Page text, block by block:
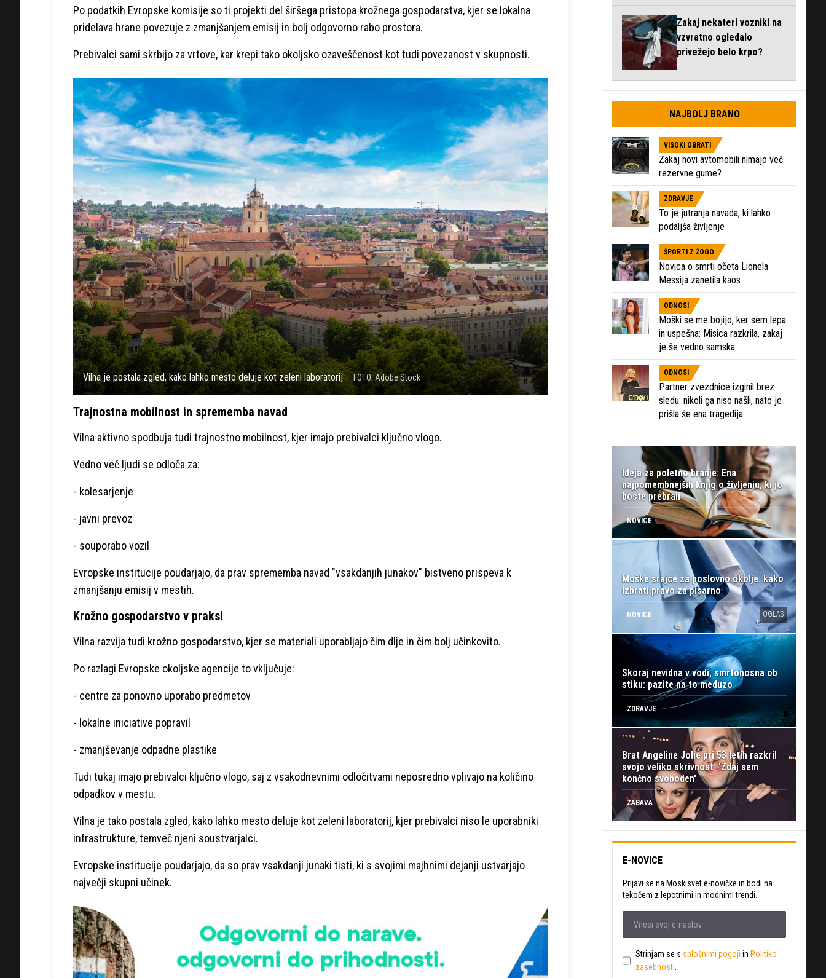
Po podatkih Evropske komisije so ti projekti del širšega pristopa krožnega gospodarstva, kjer se lokalna
pridelava hrane povezuje z zmanjšanjem emisij in bolj odgovorno rabo prostora.
Prebivalci sami skrbijo za vrtove, kar krepi tako okoljsko ozaveščenost kot tudi povezanost v skupnosti.
Vilna je postala zgled, kako lahko mesto deluje kot zeleni laboratorij FOTO: Adobe Stock
Trajnostna mobilnost in sprememba navad
Vilna aktivno spodbuja tudi trajnostno mobilnost, kjer imajo prebivalci ključno vlogo.
Vedno več ljudi se odloča za:
- kolesarjenje
- javni prevoz
- souporabo vozil
Evropske institucije poudarjajo, da prav sprememba navad "vsakdanjih junakov" bistveno prispeva k
zmanjšanju emisij v mestih.
Krožno gospodarstvo v praksi
Vilna razvija tudi krožno gospodarstvo, kjer se materiali uporabljajo čim dlje in čim bolj učinkovito.
Po razlagi Evropske okoljske agencije to vključuje:
- centre za ponovno uporabo predmetov
- lokalne iniciative popravil
- zmanjševanje odpadne plastike
Tudi tukaj imajo prebivalci ključno vlogo, saj z vsakodnevnimi odločitvami neposredno vplivajo na količino
odpadkov v mestu.
Vilna je tako postala zgled, kako lahko mesto deluje kot zeleni laboratorij, kjer prebivalci niso le uporabniki
infrastrukture, temveč njeni soustvarjalci.
Evropske institucije poudarjajo, da so prav vsakdanji junaki tisti, ki s svojimi majhnimi dejanji ustvarjajo
največji skupni učinek.
Zakaj nekateri vozniki na
vzvratno ogledalo
privežejo belo krpo?
NAJBOLJ BRANO
VISOKI OBRATI
Zakaj novi avtomobili nimajo več
rezervne gume?
ZDRAVJE
To je jutranja navada, ki lahko
podaljša življenje
ŠPORTI Z ŽOGO
Novica o smrti očeta Lionela
Messija zanetila kaos
ODNOSI
Moški se me bojijo, ker sem lepa
in uspešna: Misica razkrila, zakaj
je še vedno samska
ODNOSI
Partner zvezdnice izginil brez
sledu: nikoli ga niso našli, nato je
prišla še ena tragedija
Ideja za poletno branje: Ena
najpomembnejših knjig o življenju, ki jo
boste prebrali
NOVICE
Moške srajce za poslovno okolje: kako
izbrati pravo za pisarno
NOVICE OGLAS
Skoraj nevidna v vodi, smrtonosna ob
stiku: pazite na to meduzo
ZDRAVJE
Brat Angeline Jolie pri 53 letih razkril
svojo veliko skrivnost: 'Zdaj sem
končno svoboden'
ZABAVA
E-NOVICE
Prijavi se na Moskisvet e-novičke in bodi na
tekočem z lepotnimi in modnimi trendi.
Strinjam se s splošnimi pogoji in Politiko
zasebnosti